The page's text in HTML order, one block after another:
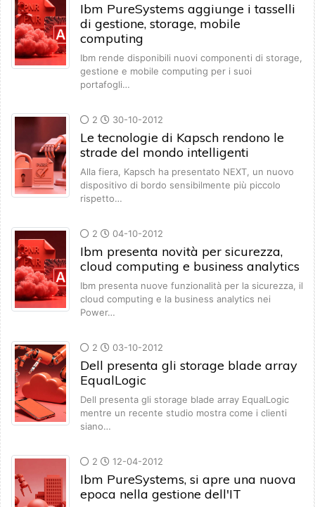
Ibm PureSystems aggiunge i tasselli
di gestione, storage, mobile
computing
Ibm rende disponibili nuovi componenti di storage,
gestione e mobile computing per i suoi
portafogli…
2 30-10-2012
Le tecnologie di Kapsch rendono le
strade del mondo intelligenti
Alla fiera, Kapsch ha presentato NEXT, un nuovo
dispositivo di bordo sensibilmente più piccolo
rispetto…
2 04-10-2012
Ibm presenta novità per sicurezza,
cloud computing e business analytics
Ibm presenta nuove funzionalità per la sicurezza, il
cloud computing e la business analytics nei
Power…
2 03-10-2012
Dell presenta gli storage blade array
EqualLogic
Dell presenta gli storage blade array EqualLogic
mentre un recente studio mostra come i clienti
siano…
2 12-04-2012
Ibm PureSystems, si apre una nuova
epoca nella gestione dell'IT